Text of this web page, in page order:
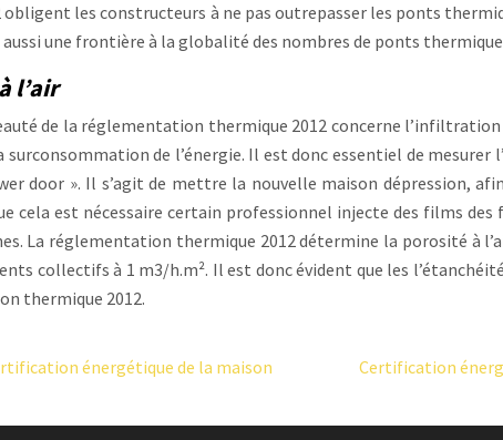
obligent les constructeurs à ne pas outrepasser les ponts
une frontière à la globalité des nombres de ponts
l’air
de la réglementation thermique 2012 concerne
de l’énergie. Il est donc essentiel de mesurer
door ». Il s’agit de mettre la nouvelle maison dépression,
cela est nécessaire certain professionnel injecte des films des
La réglementation thermique 2012 détermine la porosité à
collectifs à 1 m3/h.m². Il est donc évident que les
thermique 2012.
énergétique de la maison Certification